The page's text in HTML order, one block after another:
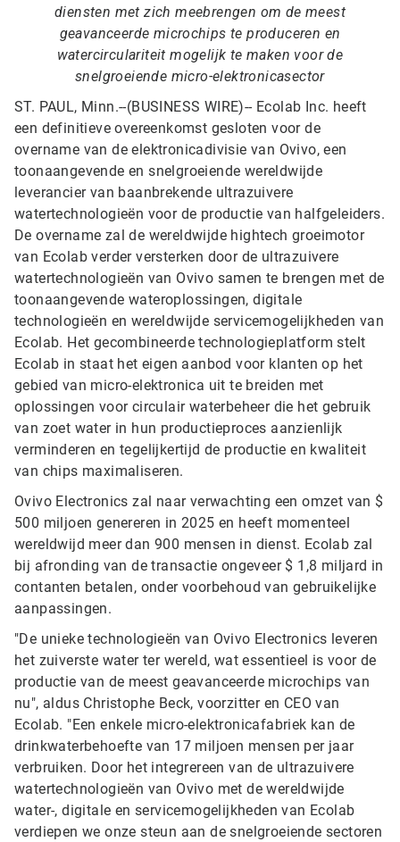
diensten met zich meebrengen om de meest
geavanceerde microchips te produceren en
watercirculariteit mogelijk te maken voor de
snelgroeiende micro-elektronicasector
ST. PAUL, Minn.--(BUSINESS WIRE)-- Ecolab Inc. heeft
een definitieve overeenkomst gesloten voor de
overname van de elektronicadivisie van Ovivo, een
toonaangevende en snelgroeiende wereldwijde
leverancier van baanbrekende ultrazuivere
watertechnologieën voor de productie van halfgeleiders.
De overname zal de wereldwijde hightech groeimotor
van Ecolab verder versterken door de ultrazuivere
watertechnologieën van Ovivo samen te brengen met de
toonaangevende wateroplossingen, digitale
technologieën en wereldwijde servicemogelijkheden van
Ecolab. Het gecombineerde technologieplatform stelt
Ecolab in staat het eigen aanbod voor klanten op het
gebied van micro-elektronica uit te breiden met
oplossingen voor circulair waterbeheer die het gebruik
van zoet water in hun productieproces aanzienlijk
verminderen en tegelijkertijd de productie en kwaliteit
van chips maximaliseren.
Ovivo Electronics zal naar verwachting een omzet van $
500 miljoen genereren in 2025 en heeft momenteel
wereldwijd meer dan 900 mensen in dienst. Ecolab zal
bij afronding van de transactie ongeveer $ 1,8 miljard in
contanten betalen, onder voorbehoud van gebruikelijke
aanpassingen.
"De unieke technologieën van Ovivo Electronics leveren
het zuiverste water ter wereld, wat essentieel is voor de
productie van de meest geavanceerde microchips van
nu", aldus Christophe Beck, voorzitter en CEO van
Ecolab. "Een enkele micro-elektronicafabriek kan de
drinkwaterbehoefte van 17 miljoen mensen per jaar
verbruiken. Door het integrereen van de ultrazuivere
watertechnologieën van Ovivo met de wereldwijde
water-, digitale en servicemogelijkheden van Ecolab
verdiepen we onze steun aan de snelgroeiende sectoren